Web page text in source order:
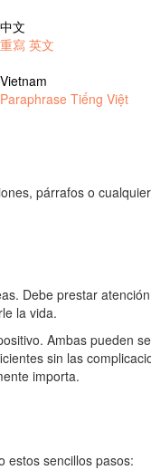
中文
重寫 英文
Vietnam
Paraphrase Tiếng Việt
párrafos o
Debe prestar
la vida.
Ambas pueden
sin las
importa.
estos sencillos pasos: